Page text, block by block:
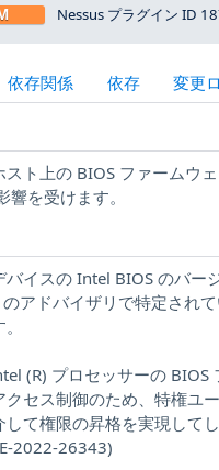
Nessus プラグイン ID
依存関係 依存 変更
スト上の BIOS ファームウ
を受けます。
バイスの Intel BIOS のバー
アドバイザリで特定され
(R) プロセッサーの BIOS
クセス制御のため、特権ユ
して権限の昇格を実現して
2022-26343)